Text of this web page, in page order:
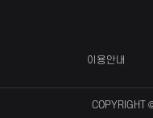
이용안내
COPYRIGHT